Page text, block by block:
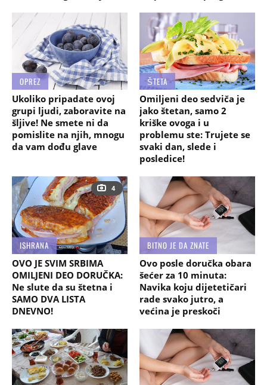
OPREZ
Ukoliko pripadate ovoj
grupi ljudi, zaboravite na
šljive! Ne smete ni da
pomislite na njih, mnogu
da vam dođu glave
ŠTETA
Omiljeni deo sedviča je
jako štetan, samo 2
kriške ovoga i u
problemu ste: Trujete se
svaki dan, slede i
posledice!
4
ISHRANA
OVO JE SVIM SRBIMA
OMILJENI DEO DORUČKA:
Ne slute da su štetna i
SAMO DVA LISTA
DNEVNO!
BITNO JE DA ZNATE
Ovo posle doručka obara
šećer za 10 minuta:
Navika koju dijetetičari
rade svako jutro, a
većina je preskoči